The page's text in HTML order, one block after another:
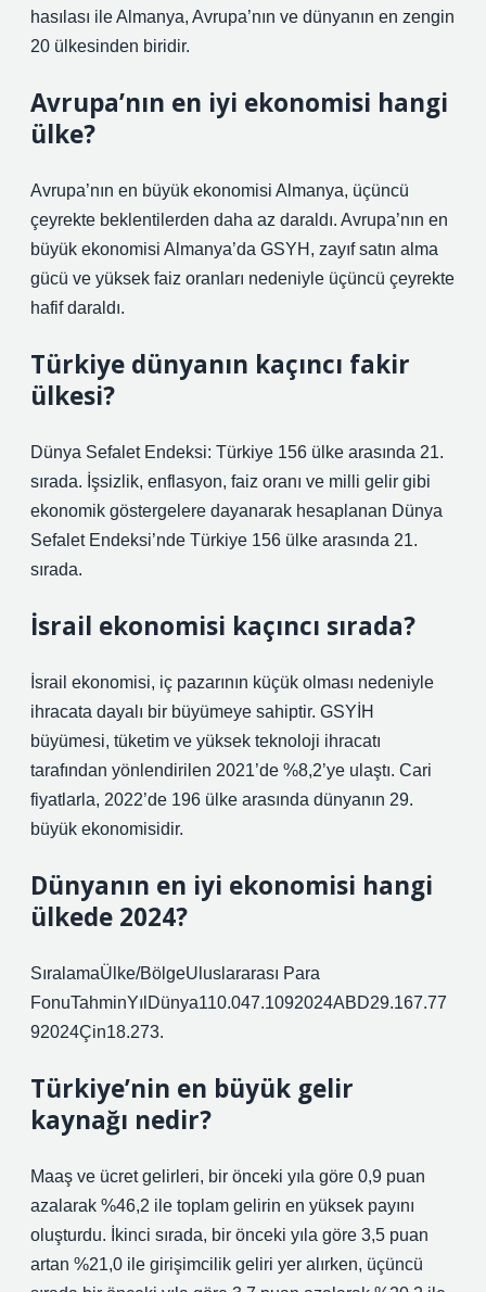
hasılası ile Almanya, Avrupa’nın ve dünyanın en zengin
20 ülkesinden biridir.
Avrupa’nın en iyi ekonomisi hangi
ülke?
Avrupa’nın en büyük ekonomisi Almanya, üçüncü
çeyrekte beklentilerden daha az daraldı. Avrupa’nın en
büyük ekonomisi Almanya’da GSYH, zayıf satın alma
gücü ve yüksek faiz oranları nedeniyle üçüncü çeyrekte
hafif daraldı.
Türkiye dünyanın kaçıncı fakir
ülkesi?
Dünya Sefalet Endeksi: Türkiye 156 ülke arasında 21.
sırada. İşsizlik, enflasyon, faiz oranı ve milli gelir gibi
ekonomik göstergelere dayanarak hesaplanan Dünya
Sefalet Endeksi’nde Türkiye 156 ülke arasında 21.
sırada.
İsrail ekonomisi kaçıncı sırada?
İsrail ekonomisi, iç pazarının küçük olması nedeniyle
ihracata dayalı bir büyümeye sahiptir. GSYİH
büyümesi, tüketim ve yüksek teknoloji ihracatı
tarafından yönlendirilen 2021’de %8,2’ye ulaştı. Cari
fiyatlarla, 2022’de 196 ülke arasında dünyanın 29.
büyük ekonomisidir.
Dünyanın en iyi ekonomisi hangi
ülkede 2024?
SıralamaÜlke/BölgeUluslararası Para
FonuTahminYılDünya110.047.1092024ABD29.167.77
92024Çin18.273.
Türkiye’nin en büyük gelir
kaynağı nedir?
Maaş ve ücret gelirleri, bir önceki yıla göre 0,9 puan
azalarak %46,2 ile toplam gelirin en yüksek payını
oluşturdu. İkinci sırada, bir önceki yıla göre 3,5 puan
artan %21,0 ile girişimcilik geliri yer alırken, üçüncü